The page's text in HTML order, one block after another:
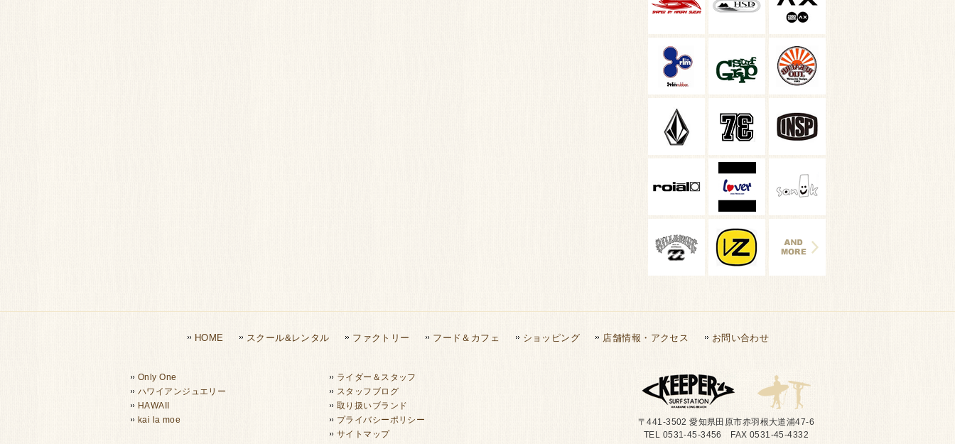
HOME スクール&レンタル ファクトリー フード＆カフェ ショッピング 店舗情報・アクセス お問い合わせ
Only One
ハワイアンジュエリー
HAWAII
kai la moe
ライダー＆スタッフ
スタッフブログ
取り扱いブランド
プライバシーポリシー
サイトマップ
〒441-3502 愛知県田原市赤羽根大道浦47-6
TEL 0531-45-3456 FAX 0531-45-4332